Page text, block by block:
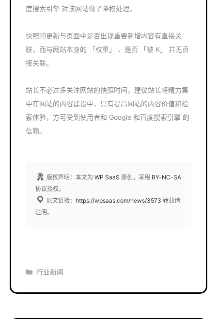
度搜索引擎 对该网站做了降权处理。
快照的更新与页面中是否出现重要新增内容有直接关
联，而与网站本身的 「权重」 、是否 「被 K」 并无直
接关联。
站长不必过多关注网站的快照时间，建议站长将精力集
中在网站的内容建设中，只有提高网站的内容价值和检
索体验，方可受到使用者和 Google 和百度搜索引擎 的
信赖。
版权声明：本文为 WP SaaS 原创，采用 BY-NC-SA
协议授权。
原文链接： https://wpsaas.com/news/3573 转载请
注明。
分
行业新闻